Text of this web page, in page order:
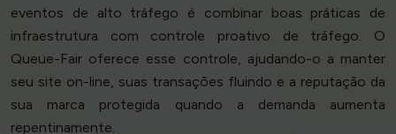
eventos de alto tráfego é combinar boas práticas de
infraestrutura com controle proativo de tráfego. O
Queue-Fair oferece esse controle, ajudando-o a manter
seu site on-line, suas transações fluindo e a reputação da
sua marca protegida quando a demanda aumenta
repentinamente.